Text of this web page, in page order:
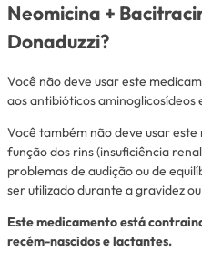
Neomicina +
Donaduzzi?
Você não deve usar este
aos antibióticos
Você também não deve usar
função dos rins (insuficiência
problemas de audição ou de
ser utilizado durante a gravidez
Este medicamento está
recém-nascidos e lactantes.